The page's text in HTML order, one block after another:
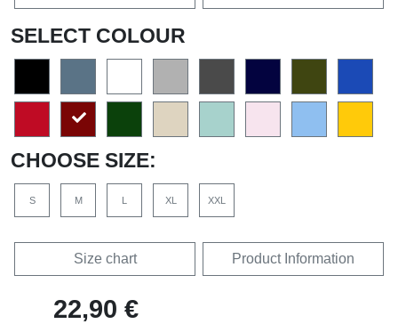
SELECT COLOUR
CHOOSE SIZE:
S M L XL XXL
Size chart Product Information
22,90 €